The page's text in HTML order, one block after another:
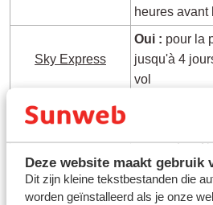
Deze website maakt gebruik
Dit zijn kleine tekstbestanden die
worden geïnstalleerd als je onze
heures avant
Sky Express
Oui : pour la
jusqu'à 4
vol
SunExpress
réservation
Oui: pour un
semaines à